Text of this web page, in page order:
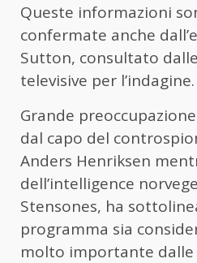
Queste informazioni
confermate anche
Sutton, consultato
televisive per l’indagine.
Grande
dal capo del
Anders Henriksen
dell’intelligence
Stensones, ha
programma sia
molto importante